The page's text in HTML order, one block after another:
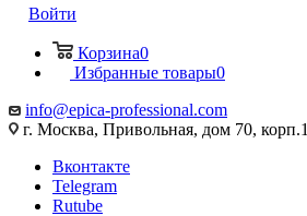
Войти
Корзина0
Избранные товары0
info@epica-professional.com
г. Москва, Привольная, дом 70, корп.1
Вконтакте
Telegram
Rutube